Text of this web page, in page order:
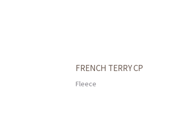
FRENCH TERRY CP
Fleece